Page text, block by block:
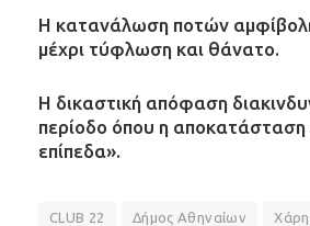
Η κατανάλωση ποτών
μέχρι τύφλωση και θάνατο.
Η δικαστική απόφαση
περίοδο όπου η αποκατάσταση
επίπεδα».
CLUB 22 Δήμος Αθηναίων